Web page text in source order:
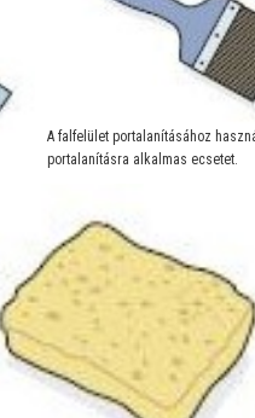
A falfelület portalanításához
portalanításra alkalmas ecsetet.